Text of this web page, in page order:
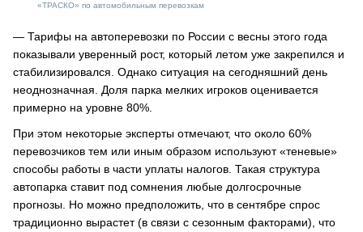
«ТРАСКО» по автомобильным перевозкам
— Тарифы на автоперевозки по России с весны этого года
показывали уверенный рост, который летом уже закрепился и
стабилизировался. Однако ситуация на сегодняшний день
неоднозначная. Доля парка мелких игроков оценивается
примерно на уровне 80%.
При этом некоторые эксперты отмечают, что около 60%
перевозчиков тем или иным образом используют «теневые»
способы работы в части уплаты налогов. Такая структура
автопарка ставит под сомнения любые долгосрочные
прогнозы. Но можно предположить, что в сентябре спрос
традиционно вырастет (в связи с сезонным факторами), что